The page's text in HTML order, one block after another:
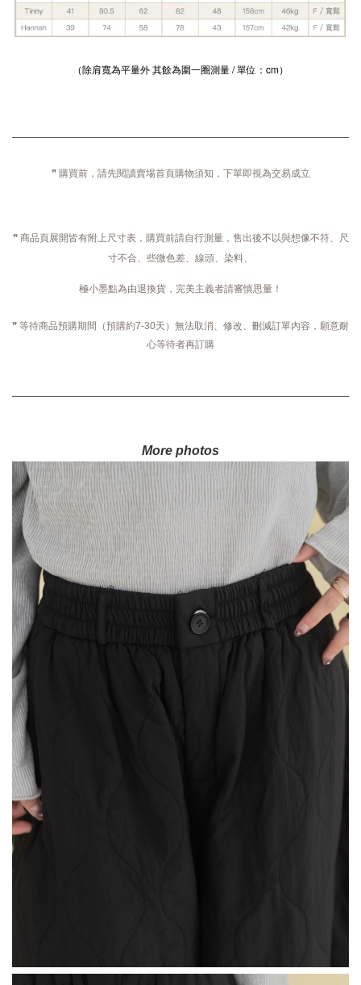
（除肩寬為平量外 其餘為圍一圈測量 / 單位：cm）
❞ 購買前，請先閱讀賣場首頁購物須知，下單即視為交易成立
❞ 商品頁展開皆有附上尺寸表，購買前請自行測量，售出後不以與想像不符、尺
寸不合、些微色差、線頭、染料、
極小墨點為由退換貨，完美主義者請審慎思量！
❞ 等待商品預購期間（預購約7-30天）無法取消、修改、刪減訂單內容，願意耐
心等待者再訂購
More photos